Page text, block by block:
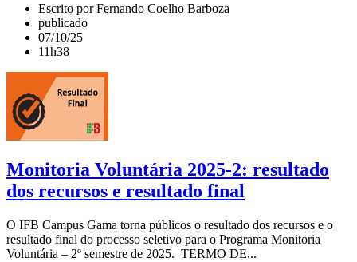
Escrito por Fernando Coelho Barboza
publicado
07/10/25
11h38
Monitoria Voluntária 2025-2: resultado
dos recursos e resultado final
O IFB Campus Gama torna públicos o resultado dos recursos e o
resultado final do processo seletivo para o Programa Monitoria
Voluntária – 2º semestre de 2025. TERMO DE...